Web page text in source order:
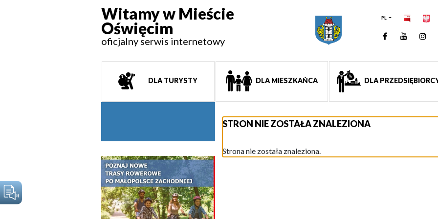
Witamy w Mieście
Oświęcim
oficjalny serwis internetowy
PL
Facebook
DLA TURYSTY DLA MIESZKAŃCA DLA
STRON NIE ZOSTAŁA ZNALEZIONA
Strona nie została znaleziona.